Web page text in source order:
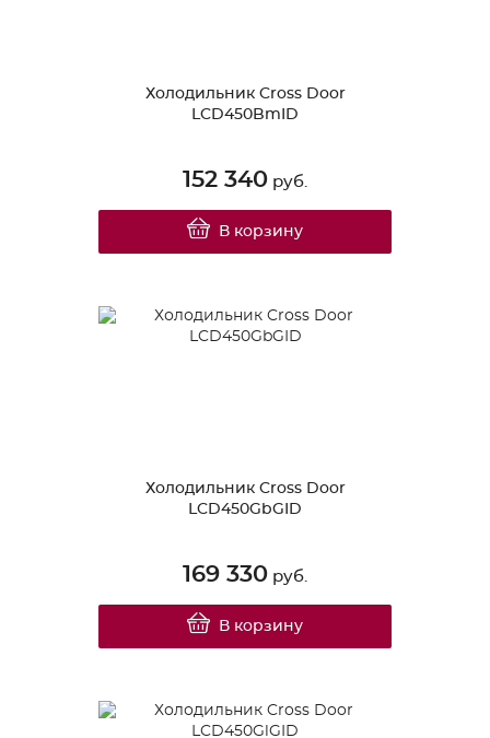
Холодильник Cross Door
LCD450BmID
152 340 руб.
В корзину
Холодильник Cross Door
LCD450GbGID
169 330 руб.
В корзину